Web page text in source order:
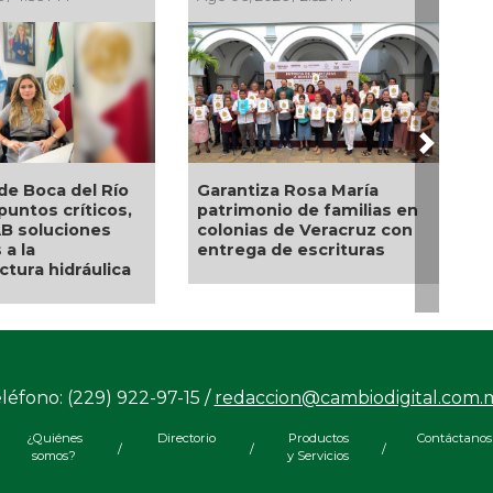
encabeza en Poza
de apoyos
impulsar el
y
de la región
El diálogo directo define
las prioridades de obras y
servicios en Xalapa a
través del Día del Pueblo
Next
¿Quiénes
Productos